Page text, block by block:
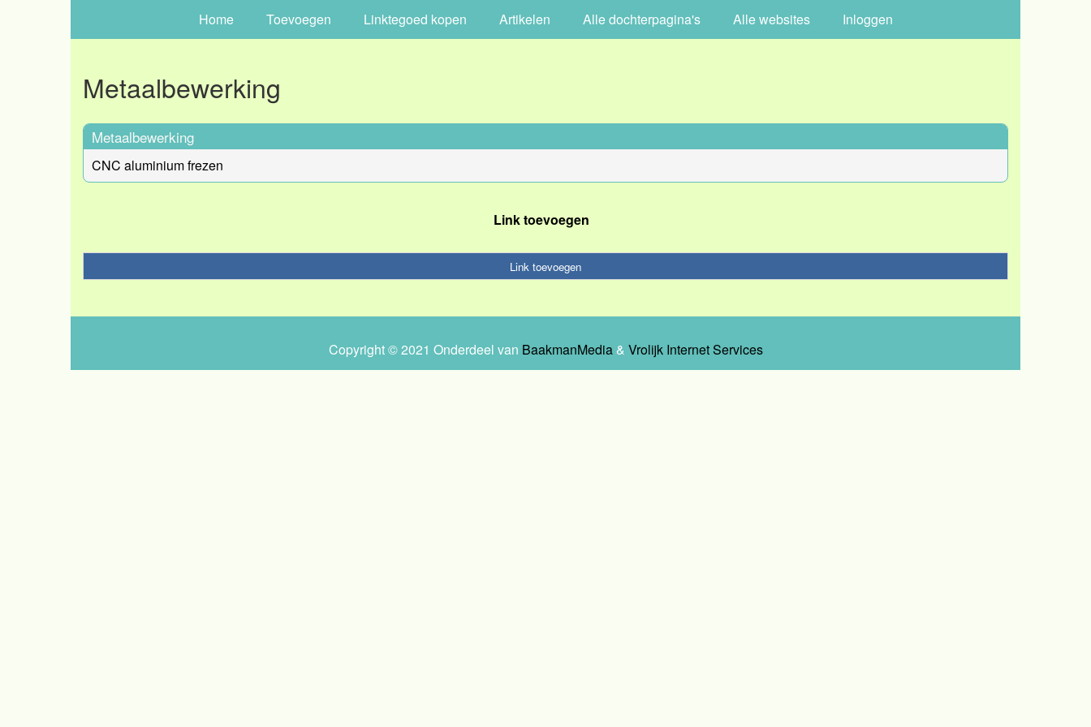
Home Toevoegen Linktegoed kopen Artikelen Alle dochterpagina's Alle websites Inloggen
Metaalbewerking
Metaalbewerking
CNC aluminium frezen
Link toevoegen
Link toevoegen
Copyright © 2021 Onderdeel van BaakmanMedia& Vrolijk Internet Services